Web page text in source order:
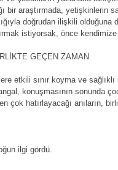
bir araştırmada, yetişkinlerin
doğrudan ilişkili olduğuna
istiyorsak, önce kendimize
GEÇEN ZAMAN
etkili sınır koyma ve
konuşmasının sonunda
çok hatırlayacağı anıların,
ilgi gördü.